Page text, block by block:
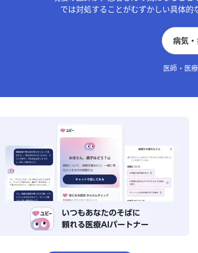
では対処することがむずかしい具体的
病気
医師・医